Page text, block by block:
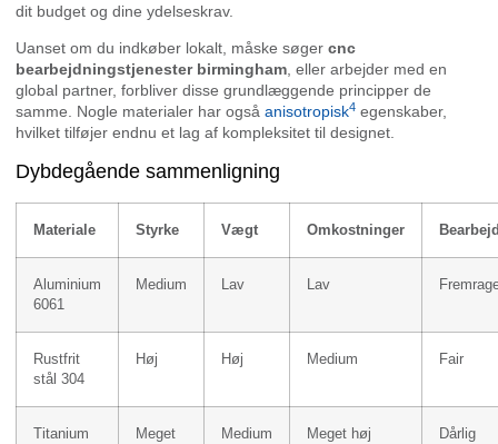
dit budget og dine ydelseskrav.
Uanset om du indkøber lokalt, måske søger cnc
bearbejdningstjenester birmingham , eller arbejder med en
global partner, forbliver disse grundlæggende principper de
samme. Nogle materialer har også anisotropisk4 egenskaber,
hvilket tilføjer endnu et lag af kompleksitet til designet.
Dybdegående sammenligning
Materiale Styrke Vægt Omkostninger
Aluminium
6061
Medium Lav Lav
Rustfrit
stål 304
Høj Høj Medium Fair
Titanium
Meget
Medium Meget høj Dårlig